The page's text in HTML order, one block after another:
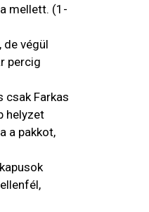
mellett. (1-
de végül
percig
csak Farkas
helyzet
a pakkot,